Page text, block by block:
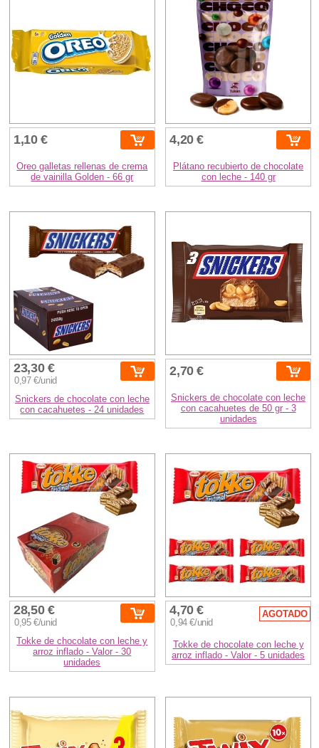
1,10 €
Oreo galletas rellenas de crema
de vainilla Golden - 66 gr
4,20 €
Plátano recubierto de chocolate
con leche - 140 gr
23,30 €
0,97 €/unid
Snickers de chocolate con leche
con cacahuetes - 24 unidades
2,70 €
Snickers de chocolate con leche
con cacahuetes de 50 gr - 3
unidades
28,50 €
0,95 €/unid
Tokke de chocolate con leche y
arroz inflado - Valor - 30
unidades
4,70 €
0,94 €/unid
AGOTADO
Tokke de chocolate con leche y
arroz inflado - Valor - 5 unidades